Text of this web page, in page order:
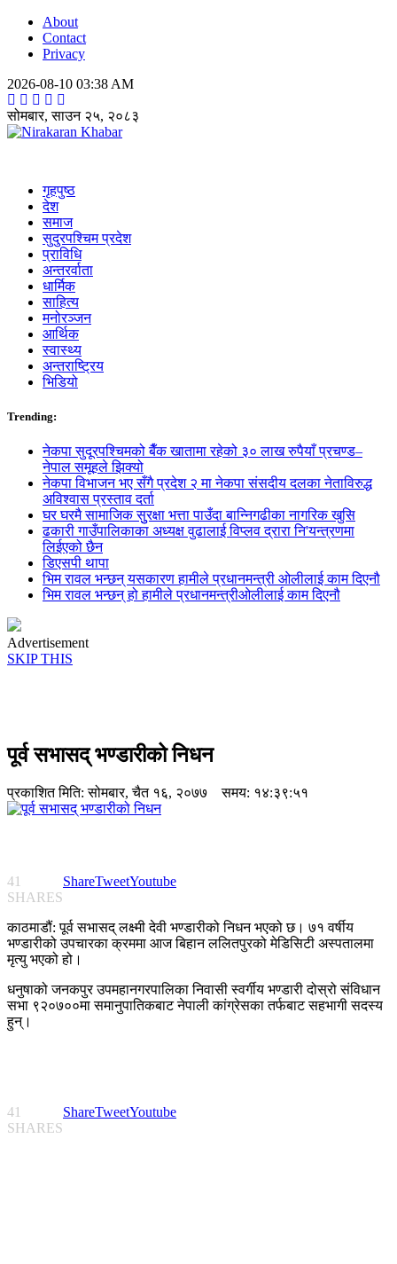
About
Contact
Privacy
2026-08-10 03:38 AM
सोमबार, साउन २५, २०८३
गृहपुष्ठ
देश
समाज
सुदुरपश्चिम प्रदेश
प्राविधि
अन्तरर्वाता
धार्मिक
साहित्य
मनोरञ्जन
आर्थिक
स्वास्थ्य
अन्तराष्ट्रिय
भिडियो
Trending:
नेकपा सुदूरपश्चिमको बैँक खातामा रहेको ३० लाख रुपैयाँ प्रचण्ड–
नेपाल समूहले झिक्य‍ो
नेकपा विभाजन भए सँगै प्रदेश २ मा नेकपा संसदीय दलका नेताविरुद्ध
अविश्वास प्रस्ताव दर्ता
घर घरमै सामाजिक सुुरक्षा भत्ता पाउँदा बान्निगढीका नागरिक खुसि
ढकारी गाउँपालिकाका अध्यक्ष वुढालाई विप्लव द्रारा नि'यन्त्रणमा
लिईएको छैन
डिएसपी थापा
भिम रावल भन्छन् यसकारण हामीले प्रधानमन्त्री ओलीलाई काम दिएनौ
भिम रावल भन्छन् हो हामीले प्रधानमन्त्रीओलीलाई काम दिएनौ
Advertisement
SKIP THIS
पूर्व सभासद् भण्डारीको निधन
प्रकाशित मिति:सोमबार, चैत १६, २०७७ समय: १४:३९:५१
41
SHARES
ShareTweetYoutube
काठमाडौं: पूर्व सभासद् लक्ष्मी देवी भण्डारीको निधन भएको छ। ७१ वर्षीय
भण्डारीको उपचारका क्रममा आज बिहान ललितपुरको मेडिसिटी अस्पतालमा
मृत्यु भएको हो।
धनुषाको जनकपुर उपमहानगरपालिका निवासी स्वर्गीय भण्डारी दोस्रो संविधान
सभा ९२०७००मा समानुपातिकबाट नेपाली कांग्रेसका तर्फबाट सहभागी सदस्य
हुन्।
41
SHARES
ShareTweetYoutube